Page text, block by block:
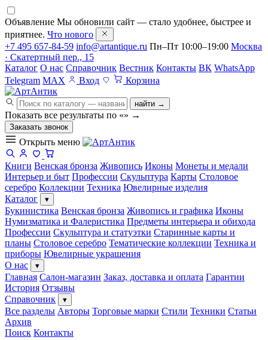
Объявление Мы обновили сайт — стало удобнее, быстрее и
приятнее. Что нового
+7 495 657-84-59 info@artantique.ru Пн–Пт 10:00–19:00 Москва
· Скатертный пер., 15
Каталог О нас Справочник Вестник Контакты ВК WhatsApp
Telegram MAX Вход Корзина
найти →
Показать все результаты по «» →
Заказать звонок
Открыть меню
Книги Венская бронза Живопись Иконы Монеты и медали
Интерьер и быт Профессии Скульптура Карты Столовое
серебро Коллекции Техника Ювелирные изделия
Каталог
▾
Букинистика Венская бронза Живопись и графика Иконы
Нумизматика и Фалеристика Предметы интерьера и обихода
Профессии Скульптура и статуэтки Старинные карты и
планы Столовое серебро Тематические коллекции Техника и
приборы Ювелирные украшения
О нас
▾
Главная Салон-магазин Заказ, доставка и оплата Гарантии
История Отзывы
Справочник
▾
Все разделы Авторы Торговые марки Стили Техники Статьи
Архив
Поиск Контакты